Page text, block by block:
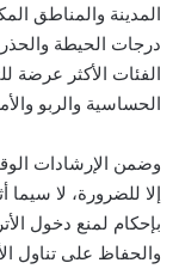
المدينة والمناطق
درجات الحيطة
الفئات الأكثر عرضة
الحساسية والربو
وضمن الإرشادات
إلا للضرورة، لا سيما
بإحكام لمنع دخول
والحفاظ على تناول